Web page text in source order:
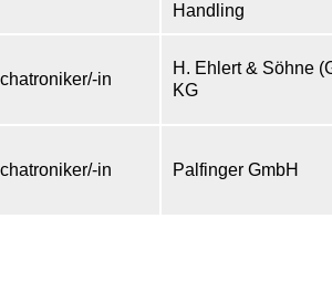
Handling
in
H. Ehlert & Söhne
KG
in
Palfinger GmbH